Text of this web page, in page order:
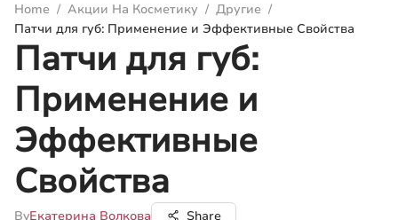
Home / Акции На Косметику / Другие /
Патчи для губ: Применение и Эффективные Свойства
Патчи для губ:
Применение и
Эффективные
Свойства
ByЕкатерина Волкова Share